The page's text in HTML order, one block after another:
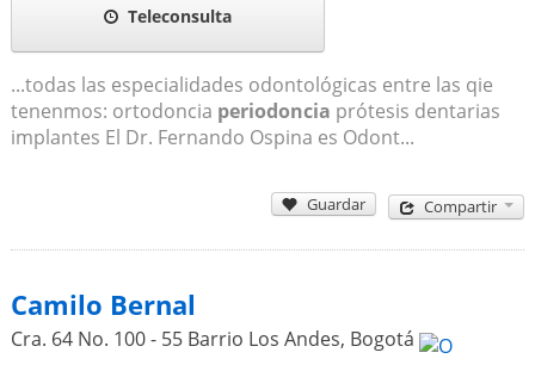
Teleconsulta
...todas las especialidades odontológicas entre las qie
tenenmos: ortodoncia periodoncia prótesis dentarias
implantes El Dr. Fernando Ospina es Odont...
Guardar Compartir
Camilo Bernal
Cra. 64 No. 100 - 55 Barrio Los Andes, Bogotá